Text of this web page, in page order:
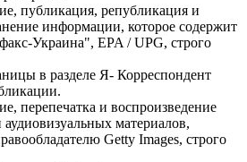
публикация, републикация и
информации, которое содержит
Украина", EPA / UPG, строго
в разделе Я- Корреспондент
перепечатка и воспроизведение
материалов,
Getty Images, строго